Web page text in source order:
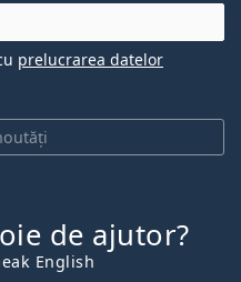
prelucrarea datelor
de ajutor?
English